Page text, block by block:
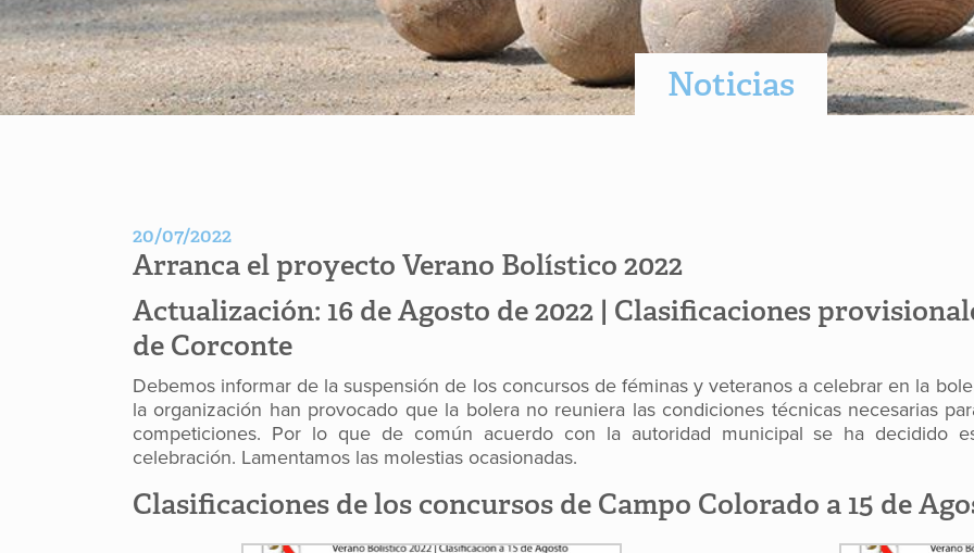
Noticias
20/07/2022
Arranca el proyecto Verano Bolístico 2022
Actualización: 16 de Agosto de 2022 | Clasificaciones
de Corconte
Debemos informar de la suspensión de los concursos de féminas y veteranos a celebrar en la
la organización han provocado que la bolera no reuniera las condiciones técnicas necesarias
competiciones. Por lo que de común acuerdo con la autoridad municipal se ha decidido
celebración. Lamentamos las molestias ocasionadas.
Clasificaciones de los concursos de Campo Colorado a 15 de